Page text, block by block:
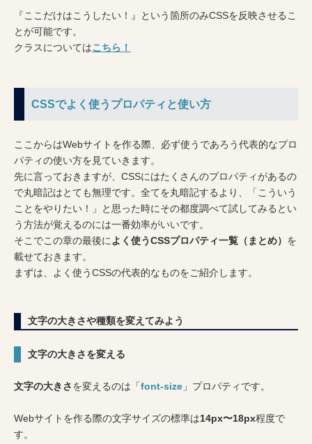
『ここだけはこうしたい！』という箇所のみCSSを反映させるこ
とが可能です。
クラスについてはこちら！
CSSでよく使うプロパティと使い方
ここからはWebサイトを作る際、必ず使うであろう代表的なプロ
パティの使い方を見ていきます。
先に言っておきますが、CSSにはたくさんのプロパティがあるの
で丸暗記はとても無理です。全てを丸暗記するより、「こういう
ことをやりたい！」と思った時にその都度調べて試してみるとい
う方法が覚えるのには一番効率がいいです。
そこでこの章の最後によく使うCSSプロパティ一覧（まとめ） を
載せておきます。
まずは、よく使うCSSの代表的なものをご紹介します。
文字の大きさや種類を変えてみよう
文字の大きさを変える
文字の大きさを変えるのは「font-size 」プロパティです。
Webサイトを作る際の文字サイズの標準は14px〜18px程度で
す。